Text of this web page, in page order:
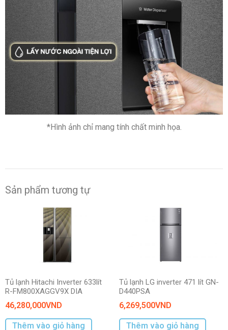
*Hình ảnh chỉ mang tính chất minh họa.
Sản phẩm tương tự
Tủ lạnh Hitachi Inverter 633lít
R-FM800XAGGV9X DIA
46,280,000VND
Thêm vào giỏ hàng
Tủ lạnh LG inverter 471 lít GN-
D440PSA
6,269,500VND
Thêm vào giỏ hàng